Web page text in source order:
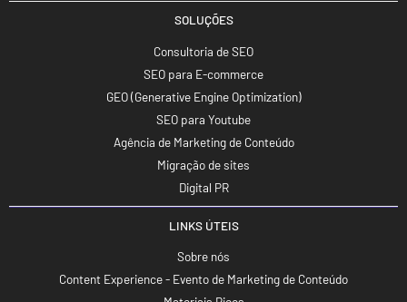
SOLUÇÕES
Consultoria de SEO
SEO para E-commerce
GEO (Generative Engine Optimization)
SEO para Youtube
Agência de Marketing de Conteúdo
Migração de sites
Digital PR
LINKS ÚTEIS
Sobre nós
Content Experience - Evento de Marketing de Conteúdo